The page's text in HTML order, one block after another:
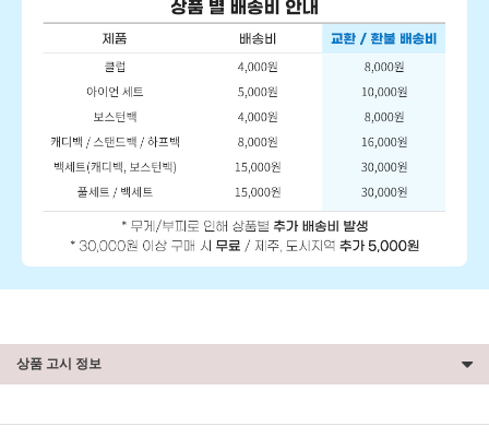
상품 고시 정보